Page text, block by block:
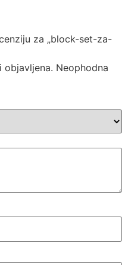
za „block-set-za-
objavljena. Neophodna